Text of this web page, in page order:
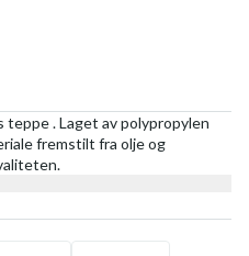
. Laget av polypropylen
fremstilt fra olje og